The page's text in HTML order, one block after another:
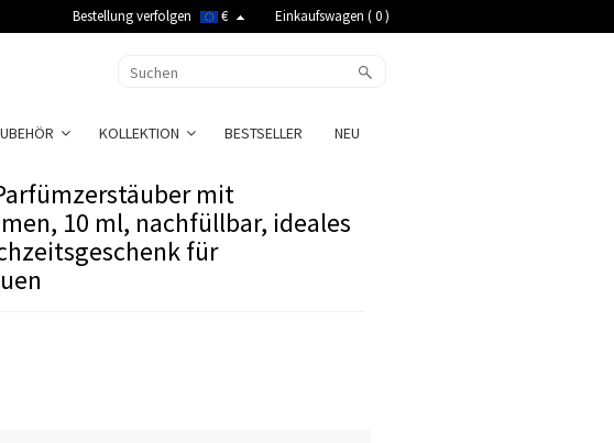
Bestellung verfolgen € Einkaufswagen (0)
KOLLEKTION BESTSELLER NEU
mit
10 ml, nachfüllbar, ideales
für